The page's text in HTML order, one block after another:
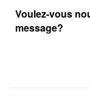
Voulez-vous
message?